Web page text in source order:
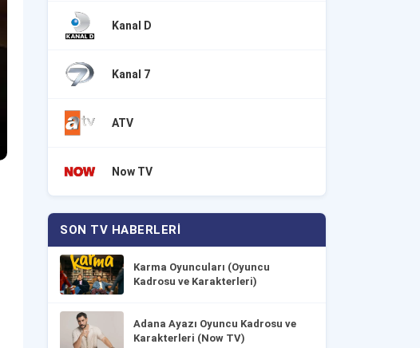
Kanal D
Kanal 7
ATV
Now TV
SON TV HABERLERI
Karma Oyuncuları (Oyuncu
Kadrosu ve Karakterleri)
Adana Ayazı Oyuncu Kadrosu ve
Karakterleri (Now TV)